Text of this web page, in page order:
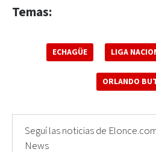
Temas:
ECHAGÜE LIGA
ORLANDO
Seguí las noticias de
News